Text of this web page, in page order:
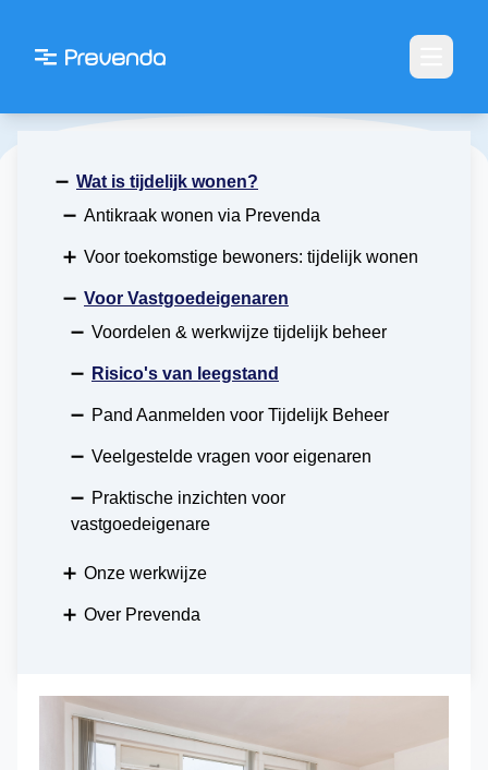
➖ Wat is tijdelijk wonen?
➖ Antikraak wonen via Prevenda
➕ Voor toekomstige bewoners: tijdelijk wonen
➖ Voor Vastgoedeigenaren
➖ Voordelen & werkwijze tijdelijk beheer
➖ Risico's van leegstand
➖ Pand Aanmelden voor Tijdelijk Beheer
➖ Veelgestelde vragen voor eigenaren
➖ Praktische inzichten voor
vastgoedeigenare
➕ Onze werkwijze
➕ Over Prevenda